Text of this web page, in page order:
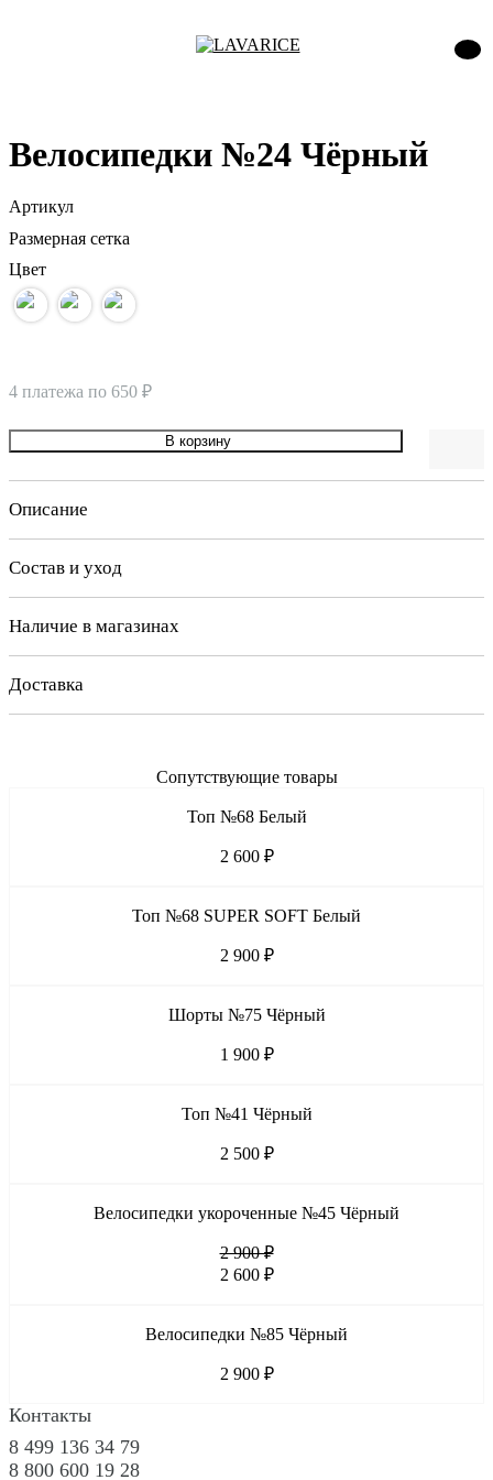
Велосипедки №24 Чёрный
Размерная сетка
Артикул
Цвет
4 платежа по 650 ₽
В корзину
Описание
Состав и уход
Наличие в магазинах
Доставка
Сопутствующие товары
Топ №68 Белый
2 600 ₽
Топ №68 SUPER SOFT Белый
2 900 ₽
Шорты №75 Чёрный
1 900 ₽
Топ №41 Чёрный
2 500 ₽
Велосипедки укороченные №45 Чёрный
2 900 ₽
2 600 ₽
Велосипедки №85 Чёрный
2 900 ₽
Контакты
8 499 136 34 79
8 800 600 19 28